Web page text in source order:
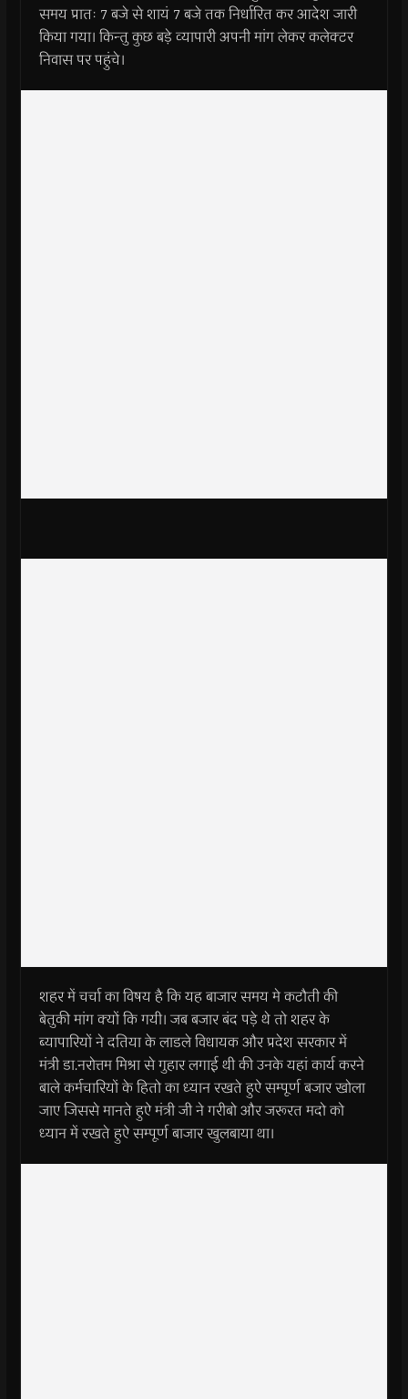
समय प्रातः 7 बजे से शायं 7 बजे तक निर्धारित कर आदेश जारी
किया गया। किन्तु कुछ बड़े व्यापारी अपनी मांग लेकर कलेक्टर
निवास पर पहुंचे।
शहर में चर्चा का विषय है कि यह बाजार समय मे कटौती की
बेतुकी मांग क्यों कि गयी। जब बजार बंद पड़े थे तो शहर के
ब्यापारियों ने दतिया के लाडले विधायक और प्रदेश सरकार में
मंत्री डा.नरोत्तम मिश्रा से गुहार लगाई थी की उनके यहां कार्य करने
बाले कर्मचारियों के हितो का ध्यान रखते हुऐ सम्पूर्ण बजार खोला
जाए जिससे मानते हुऐ मंत्री जी ने गरीबो और जरूरत मदो को
ध्यान में रखते हुऐ सम्पूर्ण बाजार खुलबाया था।